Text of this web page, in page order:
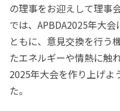
の理事をお迎えして理事
では、APBDA2025年大
ともに、意見交換を行う
たエネルギーや情熱に触
2025年大会を作り上げよ
た。